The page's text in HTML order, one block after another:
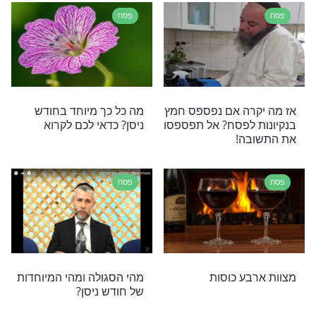
ואיתו אחת המצוות המרגשות והנדירות ביותר
למה כולנו מחפשים דווקא עכשיו שני אילנות
אחד של התבוננות יכול להעניק לנו כוח לכל השנה? כל
על ברכת האילנות 2026
- סוד הפסח
פסח
מרתק, מחכים ומחבר: אוסף
שישאירו את כולם ערניים